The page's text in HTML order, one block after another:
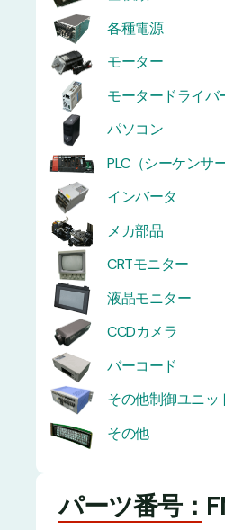
各種電源
モーター
モータードライバ
パソコン
PLC（シーケンサー
インバータ
メカ部品
CRTモニター
液晶モニター
CCDカメラ
バーコード
その他制御ユニッ
その他
パーツ番号：